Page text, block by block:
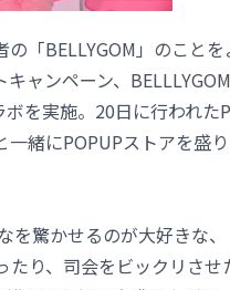
「BELLYGOM」のことを
ャンペーン、BELLLYGOM
を実施。20日に行われた
緒にPOPUPストアを盛り
驚かせるのが大好きな、
たり、司会をビックリさせ